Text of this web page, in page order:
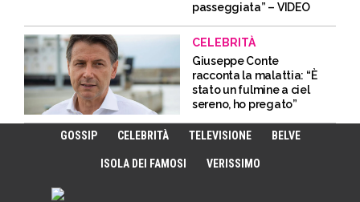
passeggiata” – VIDEO
CELEBRITÀ
Giuseppe Conte
racconta la malattia: “È
stato un fulmine a ciel
sereno, ho pregato”
GOSSIP CELEBRITÀ TELEVISIONE BELVE
ISOLA DEI FAMOSI VERISSIMO